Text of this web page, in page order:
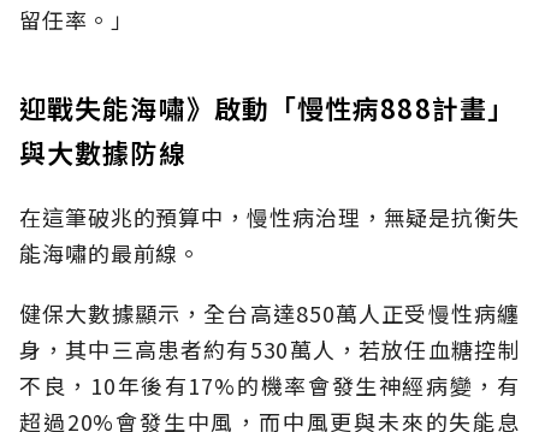
留任率。」
迎戰失能海嘯》啟動「慢性病888計畫」
與大數據防線
在這筆破兆的預算中，慢性病治理，無疑是抗衡失
能海嘯的最前線。
健保大數據顯示，全台高達850萬人正受慢性病纏
身，其中三高患者約有530萬人，若放任血糖控制
不良，10年後有17%的機率會發生神經病變，有
超過20%會發生中風，而中風更與未來的失能息